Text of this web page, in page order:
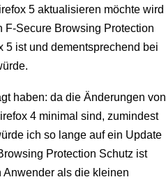
5 aktualisieren möchte wird
F-Secure Browsing Protection
5 ist und dementsprechend bei
haben: da die Änderungen von
4 minimal sind, zumindest
ich so lange auf ein Update
Protection Schutz ist
als die kleinen